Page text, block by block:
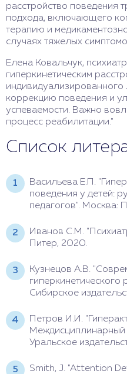
расстройство поведения
подхода, включающего
терапию и
случаях тяжелых
Елена Ковальчук,
гиперкинетическим
коррекцию поведения и
успеваемости. Важно
процесс реабилитации."
Список
Васильева Е.П.
поведения у детей:
педагогов". Москва:
Иванов С.М.
Питер, 2020.
Кузнецов А.В.
гиперкинетического
Сибирское
Петров И.И.
Междисциплинарный
Уральское
Smith, J. "Attention